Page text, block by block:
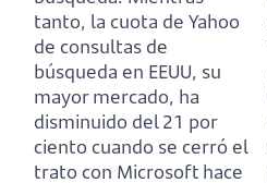
tanto, la cuota de Yahoo
de consultas de
búsqueda en EEUU, su
mayor mercado, ha
disminuido del 21 por
ciento cuando se cerró el
trato con Microsoft hace